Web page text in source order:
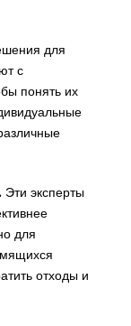
для
с
понять их
Эти эксперты
для
отходы и